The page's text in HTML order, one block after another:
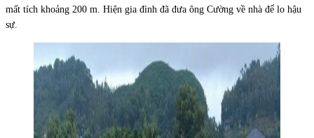
mất tích khoảng 200 m. Hiện gia đình đã đưa ông Cường về nhà để lo hậu
sự.